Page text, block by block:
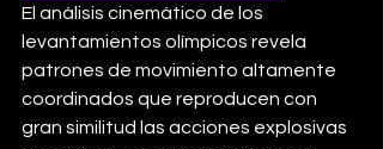
El análisis cinemático de los
levantamientos olímpicos revela
patrones de movimiento altamente
coordinados que reproducen con
gran similitud las acciones explosivas